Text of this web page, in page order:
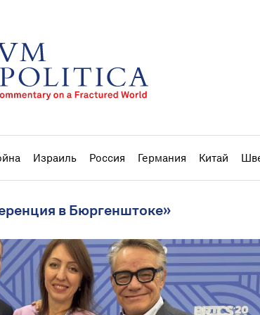
Израиль Россия Германия Китай
в Бюргенштоке»